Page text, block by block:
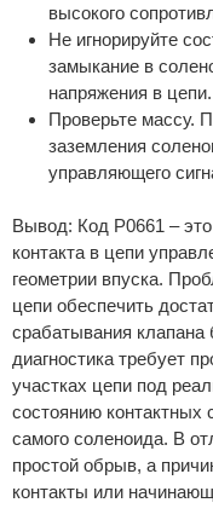
высокого
Не игнорируйте
замыкание в
напряжения в цепи.
Проверьте массу.
заземления
управляющего
Вывод: Код P0661 –
контакта в цепи
геометрии впуска.
цепи обеспечить
срабатывания клапана
диагностика требует
участках цепи под
состоянию контактных
самого соленоида. В
простой обрыв, а
контакты или